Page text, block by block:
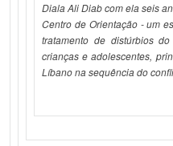
Diala Ali Diab com ela seis
Centro de Orientação - um
tratamento de distúrbios
crianças e adolescentes,
Líbano na sequência do